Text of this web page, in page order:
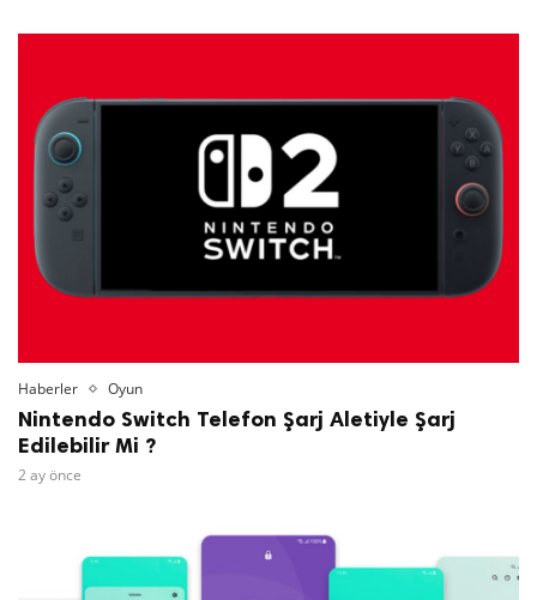
Haberler Oyun
Nintendo Switch Telefon Şarj Aletiyle Şarj
Edilebilir Mi ?
2 ay önce